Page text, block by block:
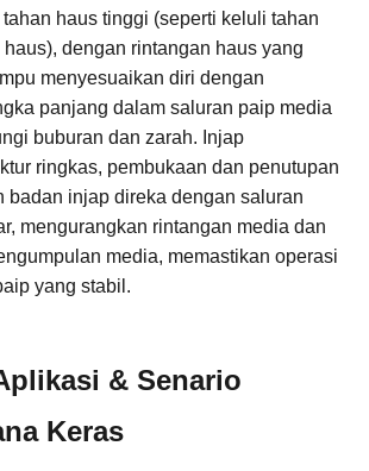
haus tinggi (seperti keluli tahan
haus), dengan rintangan haus yang
menyesuaikan diri dengan
panjang dalam saluran paip media
buburan dan zarah. Injap
ringkas, pembukaan dan penutupan
badan injap direka dengan saluran
mengurangkan rintangan media dan
media, memastikan operasi
yang stabil.
& Senario
Keras